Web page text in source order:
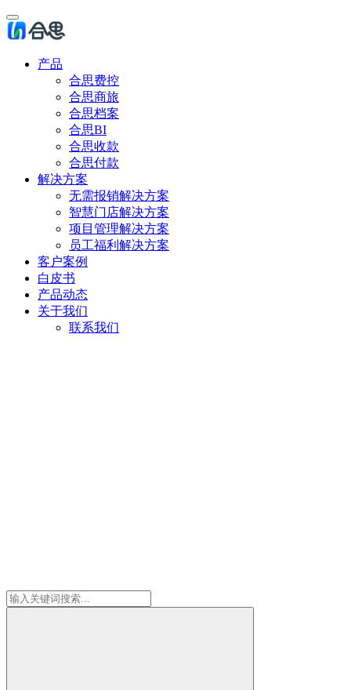
产品
合思费控
合思商旅
合思档案
合思BI
合思收款
合思付款
解决方案
无需报销解决方案
智慧门店解决方案
项目管理解决方案
员工福利解决方案
客户案例
白皮书
产品动态
关于我们
联系我们